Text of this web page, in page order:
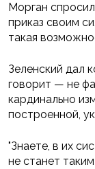
Морган
приказ своим
такая
Зеленский дал
говорит — не
кардинально
построенной,
"Знаете, в их
не станет